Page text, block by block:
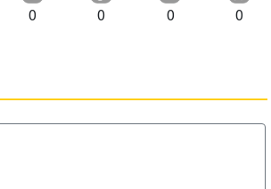
0 0 0 0